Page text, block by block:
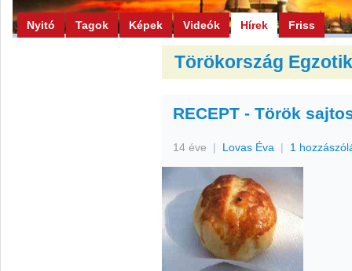
Nyitó Tagok Képek Videók Hírek Friss
Törökország
RECEPT - Török
14 éve | Lovas Éva | 1